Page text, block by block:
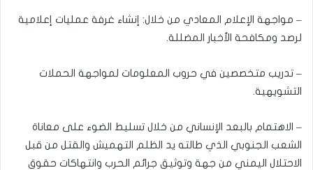
– مواجهة الإعلام المعادي من خلال: إنشاء غرفة عمليات إعلامية
لرصد ومكافحة الأخبار المضللة.
– تدريب متخصصين في حروب المعلومات لمواجهة الحملات
التشويهية.
– الاهتمام بالبعد الإنساني من خلال تسليط الضوء على معاناة
الشعب الجنوبي الذي طالته يد الظلم التهميش والقتل من قبل
الاحتلال اليمني من جهة وتوثيق جرائم الحرب وانتهاكات حقوق